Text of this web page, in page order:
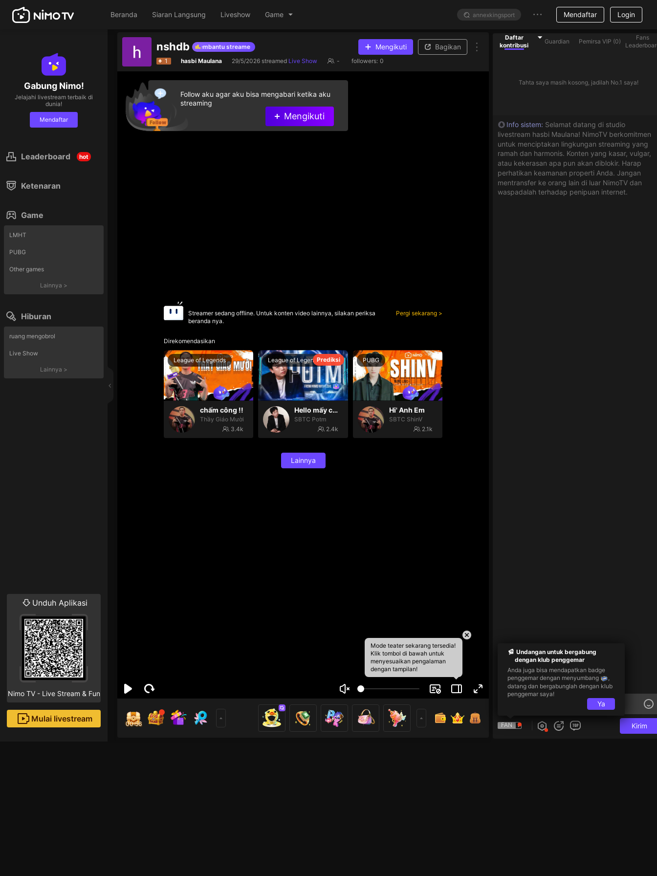
Beranda Siaran Langsung Liveshow Game Mendaftar Login
Gabung Nimo!
Jelajahi livestream terbaik di
dunia!
Mendaftar
Leaderboard hot
Ketenaran
Game
LMHT
PUBG
Other games
Lainnya >
Hiburan
ruang mengobrol
Live Show
Lainnya >
Unduh Aplikasi
Nimo TV - Live Stream & Fun
Mulai livestream
nshdb
Berikan gift berlian untuk membantu streamer yang ada di dalam daftar Berikan gift berlian untuk membantu streamer yang ada di dalam daftar
Mengikuti Bagikan
1 hasbi Maulana 29/5/2026 streamed Live Show - followers: 0
Mode teater sekarang tersedia!
Klik tombol di bawah untuk
menyesuaikan pengalaman
dengan tampilan!
Streamer sedang offline. Untuk konten video lainnya, silakan periksa
beranda nya.
Pergi sekarang
Direkomendasikan
League of Legends
chấm công !!
Thầy Giáo Mười
3.4k
Prediksi
League of Legends
Hello mấy cục Zàng nhaaa
SBTC Potm
2.4k
PUBG
Hi' Anh Em
SBTC ShinV
2.1k
Lainnya
00:55
Follow aku agar aku bisa mengabari ketika aku
streaming
Mengikuti
Daftar
kontribusi
Guardian Pemirsa VIP (0)
Fans
Tahta saya masih kosong, jadilah No.1 saya!
Info sistem: Selamat datang di studio
livestream hasbi Maulana! NimoTV berkomitmen
untuk menciptakan lingkungan streaming yang
ramah dan harmonis. Konten yang kasar, vulgar,
atau kekerasan apa pun akan diblokir. Harap
perhatikan keamanan properti Anda. Jangan
mentransfer ke orang lain di luar NimoTV dan
waspadalah terhadap penipuan internet.
FAN Kirim
Undangan untuk bergabung
dengan klub penggemar
Anda juga bisa mendapatkan badge
penggemar dengan menyumbang
,
datang dan bergabunglah dengan klub
penggemar saya!
Ya